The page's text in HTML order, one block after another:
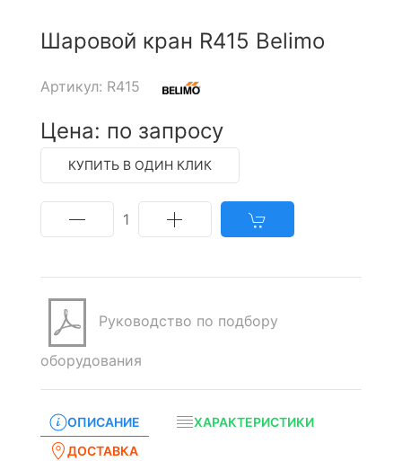
Шаровой кран R415 Belimo
Артикул: R415
Цена: по запросу
КУПИТЬ В ОДИН КЛИК
1
Руководство по подбору
оборудования
ОПИСАНИЕ
ХАРАКТЕРИСТИКИ
ДОСТАВКА